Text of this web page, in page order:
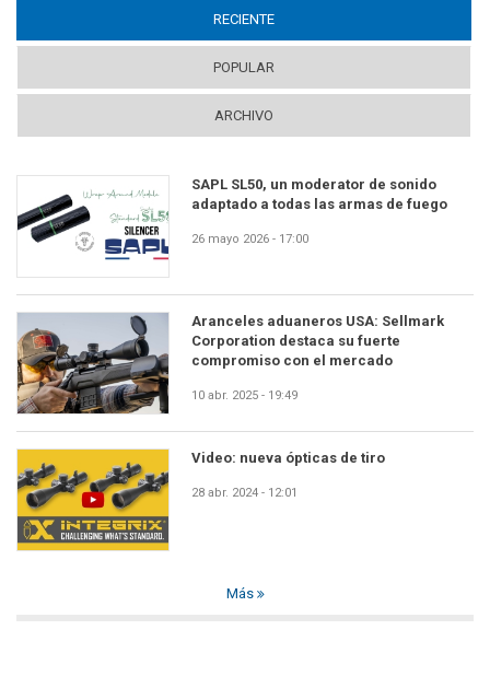
RECIENTE
POPULAR
ARCHIVO
SAPL SL50, un moderator de sonido
adaptado a todas las armas de fuego
26 mayo 2026 - 17:00
Aranceles aduaneros USA: Sellmark
Corporation destaca su fuerte
compromiso con el mercado
10 abr. 2025 - 19:49
Video: nueva ópticas de tiro
28 abr. 2024 - 12:01
Más